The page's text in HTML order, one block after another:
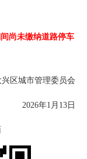
间尚未缴纳道路停车
区城市管理委员会
2026年1月13日